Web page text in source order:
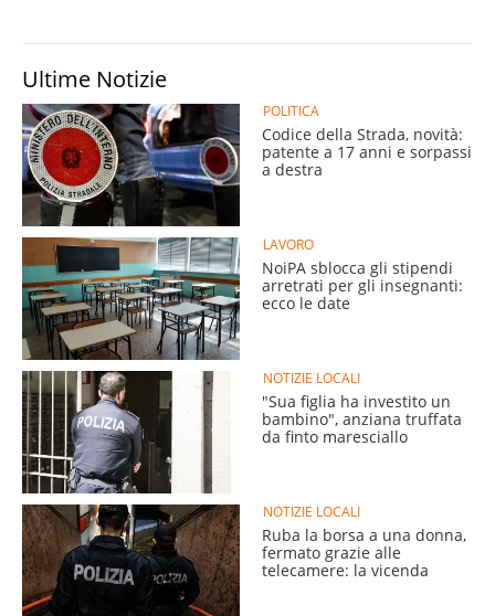
Ultime Notizie
POLITICA
Codice della Strada, novità:
patente a 17 anni e sorpassi
a destra
LAVORO
NoiPA sblocca gli stipendi
arretrati per gli insegnanti:
ecco le date
NOTIZIE LOCALI
"Sua figlia ha investito un
bambino", anziana truffata
da finto maresciallo
NOTIZIE LOCALI
Ruba la borsa a una donna,
fermato grazie alle
telecamere: la vicenda